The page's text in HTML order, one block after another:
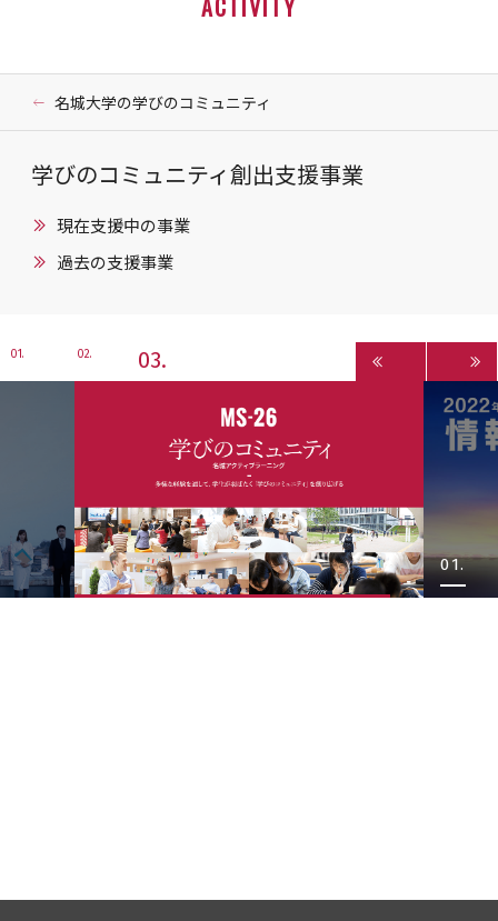
ACTIVITY
名城大学の学びのコミュニティ
学びのコミュニティ創出支援事業
現在支援中の事業
過去の支援事業
1 2 3